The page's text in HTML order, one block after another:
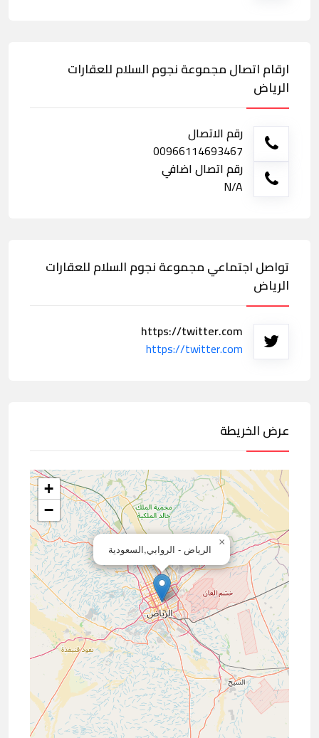
ارقام اتصال مجموعة نجوم السلام للعقارات
الرياض
رقم الاتصال
00966114693467
رقم اتصال اضافي
N/A
تواصل اجتماعي مجموعة نجوم السلام للعقارات
الرياض
https://twitter.com
https://twitter.com
عرض الخريطة
الرياض - الروابي,السعودية
×
+
−